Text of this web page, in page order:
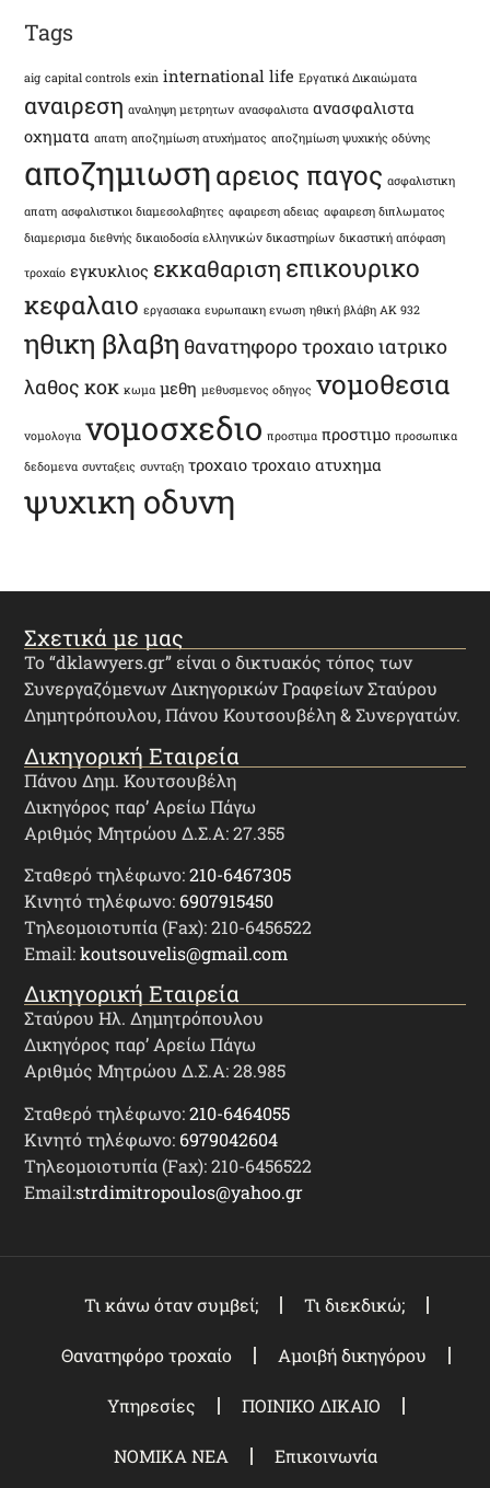
Tags
aig capital controls exin international life Εργατικά Δικαιώματα
αναιρεση αναληψη μετρητων ανασφαλιστα ανασφαλιστα
οχηματα απατη αποζημίωση ατυχήματος αποζημίωση ψυχικής οδύνης
αποζημιωσηαρειος παγος ασφαλιστικη
απατη ασφαλιστικοι διαμεσολαβητες αφαιρεση αδειας αφαιρεση διπλωματος
διαμερισμα διεθνής δικαιοδοσία ελληνικών δικαστηρίων δικαστική απόφαση
τροχαίο εγκυκλιος εκκαθαριση επικουρικο
κεφαλαιο εργασιακα ευρωπαικη ενωση ηθική βλάβη ΑΚ 932
ηθικη βλαβη θανατηφορο τροχαιοιατρικο
λαθος κοκ κωμα μεθη μεθυσμενος οδηγος νομοθεσια
νομολογια νομοσχεδιο προστιμα προστιμο προσωπικα
δεδομενα συνταξεις συνταξη τροχαιο τροχαιο ατυχημα
ψυχικη οδυνη
Σχετικά με μας
Το “dklawyers.gr” είναι ο δικτυακός τόπος των
Συνεργαζόμενων Δικηγορικών Γραφείων Σταύρου
Δημητρόπουλου, Πάνου Κουτσουβέλη & Συνεργατών.
Δικηγορική Εταιρεία
Πάνου Δημ. Κουτσουβέλη
Δικηγόρος παρ’ Αρείω Πάγω
Αριθμός Μητρώου Δ.Σ.Α: 27.355
Σταθερό τηλέφωνο:210-6467305
Κινητό τηλέφωνο: 6907915450
Τηλεομοιοτυπία (Fax): 210-6456522
Email:koutsouvelis@gmail.com
Δικηγορική Εταιρεία
Σταύρου Ηλ. Δημητρόπουλου
Δικηγόρος παρ’ Αρείω Πάγω
Αριθμός Μητρώου Δ.Σ.Α: 28.985
Σταθερό τηλέφωνο:210-6464055
Κινητό τηλέφωνο: 6979042604
Τηλεομοιοτυπία (Fax): 210-6456522
Email:strdimitropoulos@yahoo.gr
Τι κάνω όταν συμβεί; Τι διεκδικώ;
Θανατηφόρο τροχαίο Αμοιβή δικηγόρου
Υπηρεσίες ΠΟΙΝΙΚΟ ΔΙΚΑΙΟ
ΝΟΜΙΚΑ ΝΕΑ Επικοινωνία